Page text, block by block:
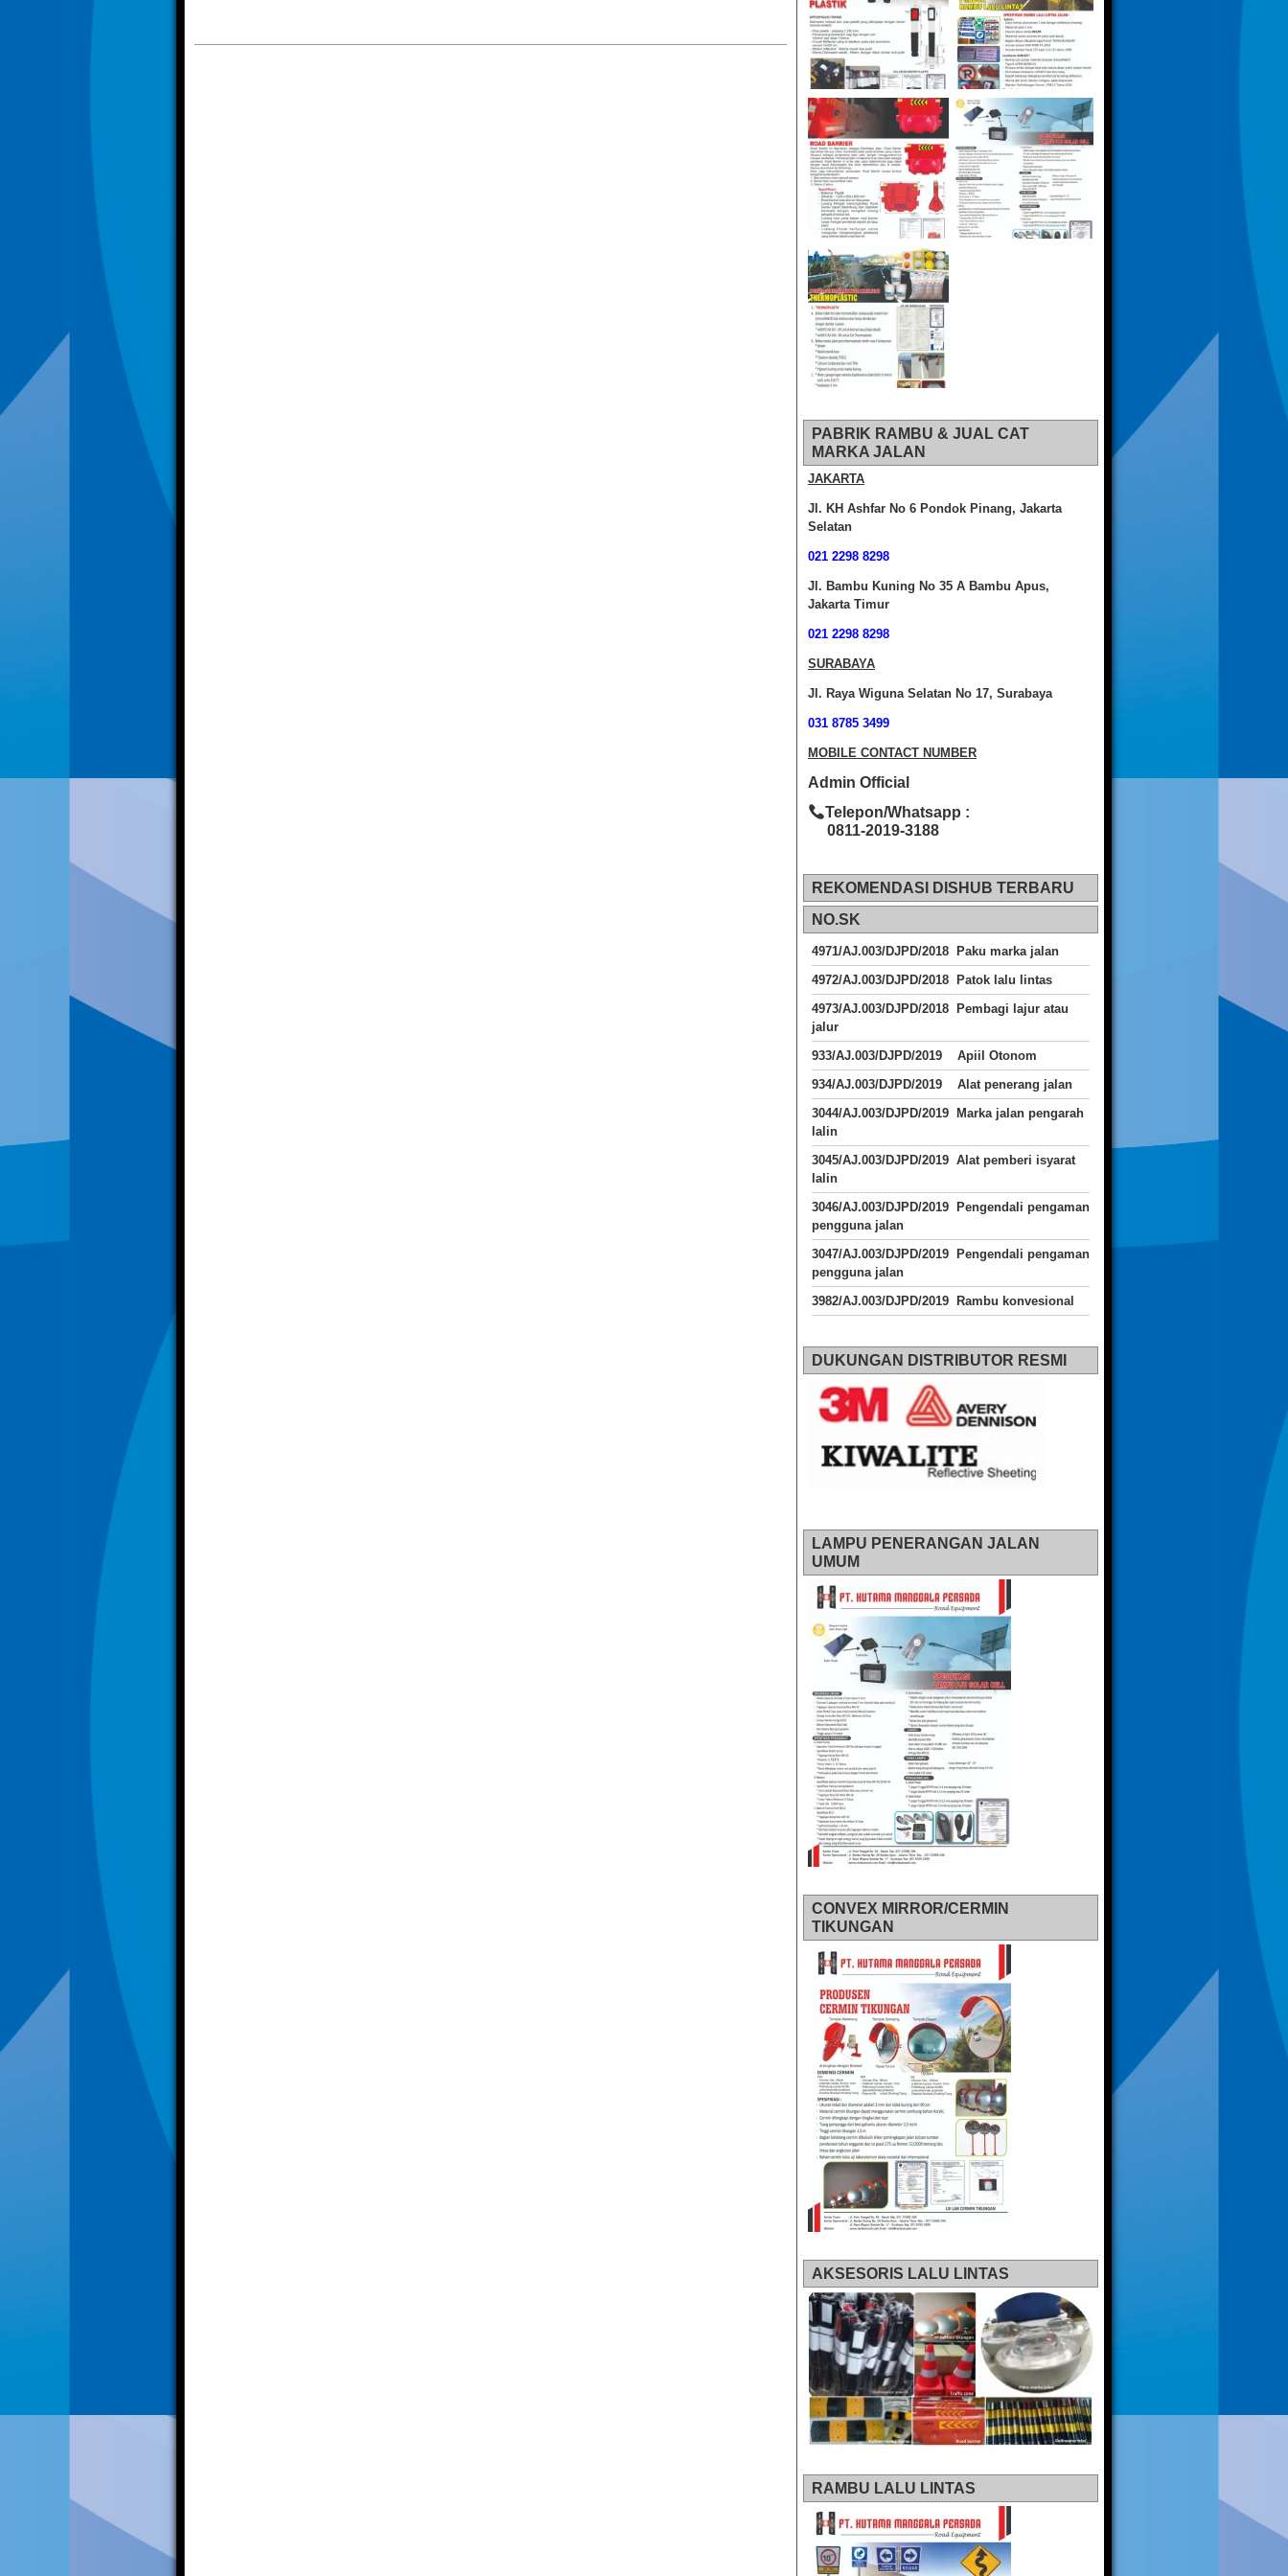
PABRIK RAMBU & JUAL CAT
MARKA JALAN
JAKARTA
Jl. KH Ashfar No 6 Pondok Pinang, Jakarta
Selatan
021 2298 8298
Jl. Bambu Kuning No 35 A Bambu Apus,
Jakarta Timur
021 2298 8298
SURABAYA
Jl. Raya Wiguna Selatan No 17, Surabaya
031 8785 3499
MOBILE CONTACT NUMBER
Admin Official
Telepon/Whatsapp :
0811-2019-3188
REKOMENDASI DISHUB TERBARU
NO.SK
4971/AJ.003/DJPD/2018 Paku marka jalan
4972/AJ.003/DJPD/2018 Patok lalu lintas
4973/AJ.003/DJPD/2018
Pembagi lajur atau
jalur
933/AJ.003/DJPD/2019 Apiil Otonom
934/AJ.003/DJPD/2019 Alat penerang jalan
3044/AJ.003/DJPD/2019 Marka jalan pengarah
lalin
3045/AJ.003/DJPD/2019 Alat pemberi isyarat
lalin
3046/AJ.003/DJPD/2019 Pengendali pengaman
pengguna jalan
3047/AJ.003/DJPD/2019 Pengendali pengaman
pengguna jalan
3982/AJ.003/DJPD/2019 Rambu konvesional
DUKUNGAN DISTRIBUTOR RESMI
LAMPU PENERANGAN JALAN
UMUM
CONVEX MIRROR/CERMIN
TIKUNGAN
AKSESORIS LALU LINTAS
RAMBU LALU LINTAS